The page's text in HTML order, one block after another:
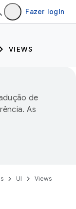
Fazer login
VIEWS
de
As
UI Views